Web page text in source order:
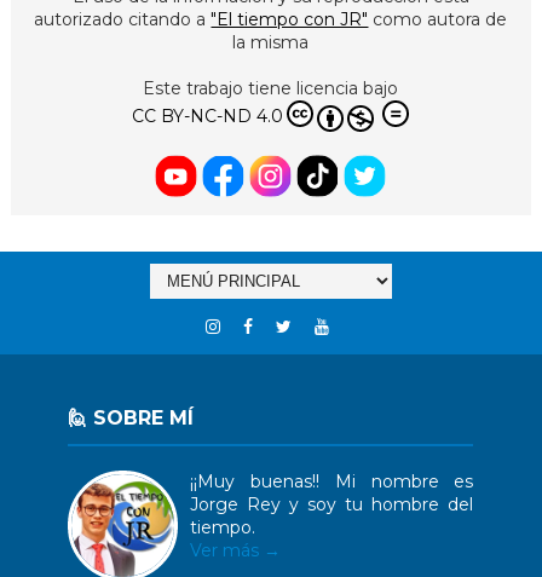
autorizado citando a "El tiempo con JR" como autora de
la misma
Este trabajo tiene licencia bajo
CC BY-NC-ND 4.0
🙋 SOBRE MÍ
¡¡Muy buenas!! Mi nombre es
Jorge Rey y soy tu hombre del
tiempo.
Ver más →